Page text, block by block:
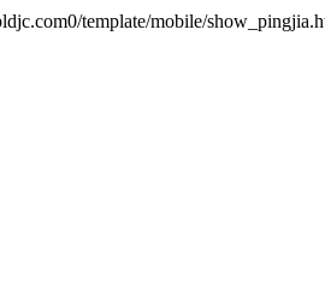
template/mobile/